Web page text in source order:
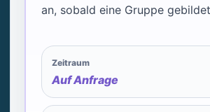
an, sobald eine Gruppe
Zeitraum
Auf Anfrage